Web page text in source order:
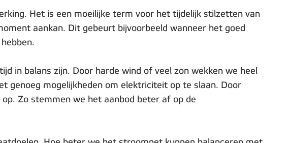
Het is een moeilijke term voor het tijdelijk stilzetten van
aankan. Dit gebeurt bijvoorbeeld wanneer het goed
in balans zijn. Door harde wind of veel zon wekken we heel
genoeg mogelijkheden om elektriciteit op te slaan. Door
Zo stemmen we het aanbod beter af op de